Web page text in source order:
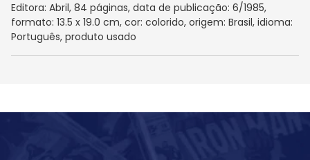
Editora: Abril, 84 páginas, data de publicação: 6/1985,
formato: 13.5 x 19.0 cm, cor: colorido, origem: Brasil, idioma:
Português, produto usado